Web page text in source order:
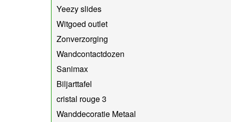
Yeezy slides
Witgoed outlet
Zonverzorging
Wandcontactdozen
Sanimax
Biljarttafel
cristal rouge 3
Wanddecoratie Metaal